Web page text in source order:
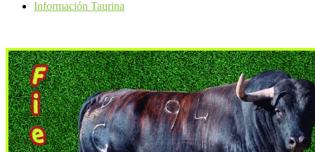
Información Taurina